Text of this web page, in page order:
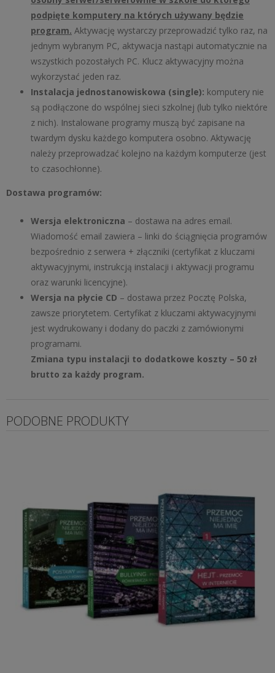
podpięte komputery na których używany będzie
program. Aktywację wystarczy przeprowadzić tylko raz, na
jednym wybranym PC, aktywacja nastąpi automatycznie na
wszystkich pozostałych PC. Klucz aktywacyjny można
wykorzystać jeden raz.
Instalacja jednostanowiskowa (single): komputery nie
są podłączone do wspólnej sieci szkolnej (lub tylko niektóre
z nich). Instalowane programy muszą być zapisane na
twardym dysku każdego komputera osobno. Aktywację
należy przeprowadzać kolejno na każdym komputerze (jest
to czasochłonne).
Dostawa programów:
Wersja elektroniczna – dostawa na adres email.
Wiadomość email zawiera – linki do ściągnięcia programów
bezpośrednio z serwera + złączniki (certyfikat z kluczami
aktywacyjnymi, instrukcją instalacji i aktywacji programu
oraz warunki licencyjne).
Wersja na płycie CD – dostawa przez Pocztę Polska,
zawsze priorytetem. Certyfikat z kluczami aktywacyjnymi
jest wydrukowany i dodany do paczki z zamówionymi
programami.
Zmiana typu instalacji to dodatkowe koszty – 50 zł
brutto za każdy program.
PODOBNE PRODUKTY